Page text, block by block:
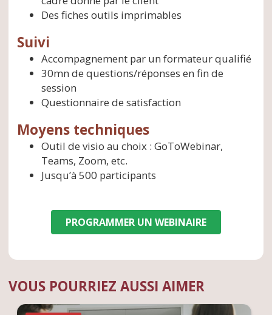
Des fiches outils imprimables
Suivi
Accompagnement par un formateur qualifié
30mn de questions/réponses en fin de
session
Questionnaire de satisfaction
Moyens techniques
Outil de visio au choix : GoToWebinar,
Teams, Zoom, etc.
Jusqu’à 500 participants
PROGRAMMER UN WEBINAIRE
VOUS POURRIEZ AUSSI AIMER